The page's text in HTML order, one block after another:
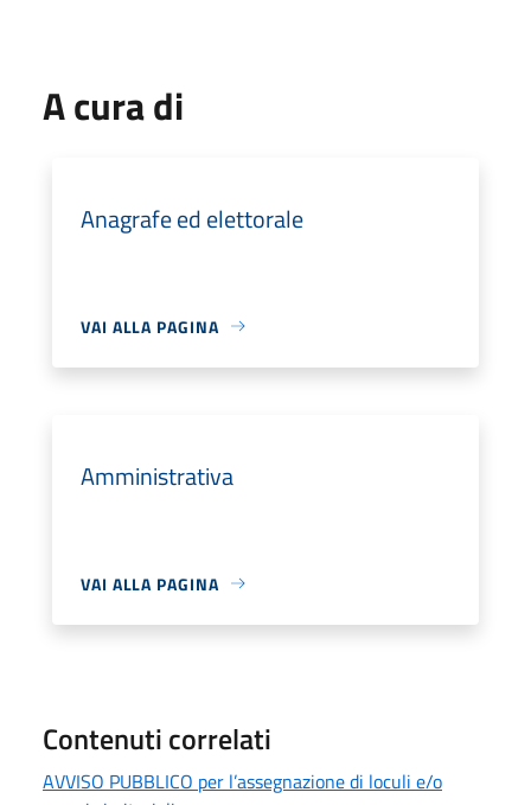
A cura di
Anagrafe ed elettorale
VAI ALLA PAGINA
Amministrativa
VAI ALLA PAGINA
Contenuti correlati
AVVISO PUBBLICO per l’assegnazione di loculi e/o